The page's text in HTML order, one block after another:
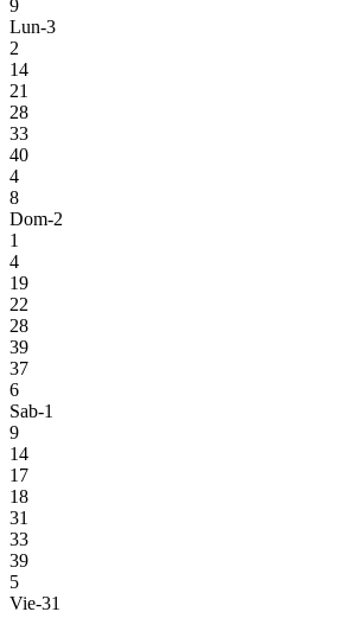
9
Lun-3
2
14
21
28
33
40
4
8
Dom-2
1
4
19
22
28
39
37
6
Sab-1
9
14
17
18
31
33
39
5
Vie-31